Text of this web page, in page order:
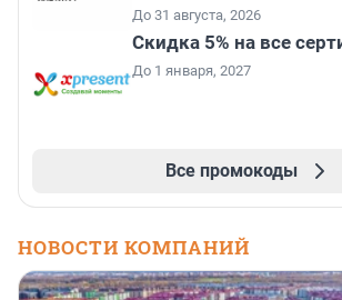
До 31 августа, 2026
Скидка 5% на все
До 1 января, 2027
Все промокоды
НОВОСТИ КОМПАНИЙ